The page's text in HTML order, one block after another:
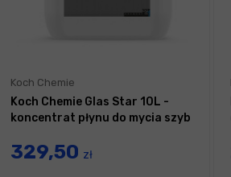
Koch Chemie
Koch Chemie Glas Star 10L -
koncentrat płynu do mycia szyb
329,50 zł